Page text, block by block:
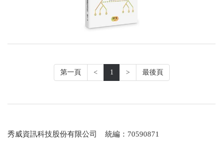
第一頁 < 1 > 最後頁
秀威資訊科技股份有限公司 統編：70590871